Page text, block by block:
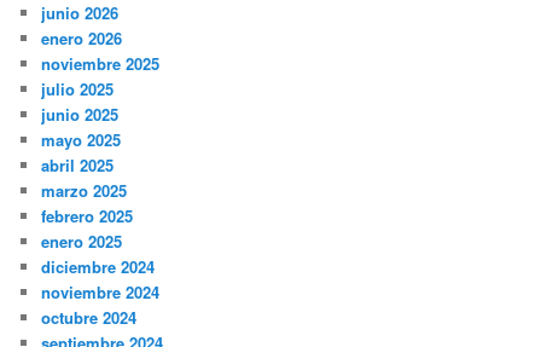
junio 2026
enero 2026
noviembre 2025
julio 2025
junio 2025
mayo 2025
abril 2025
marzo 2025
febrero 2025
enero 2025
diciembre 2024
noviembre 2024
octubre 2024